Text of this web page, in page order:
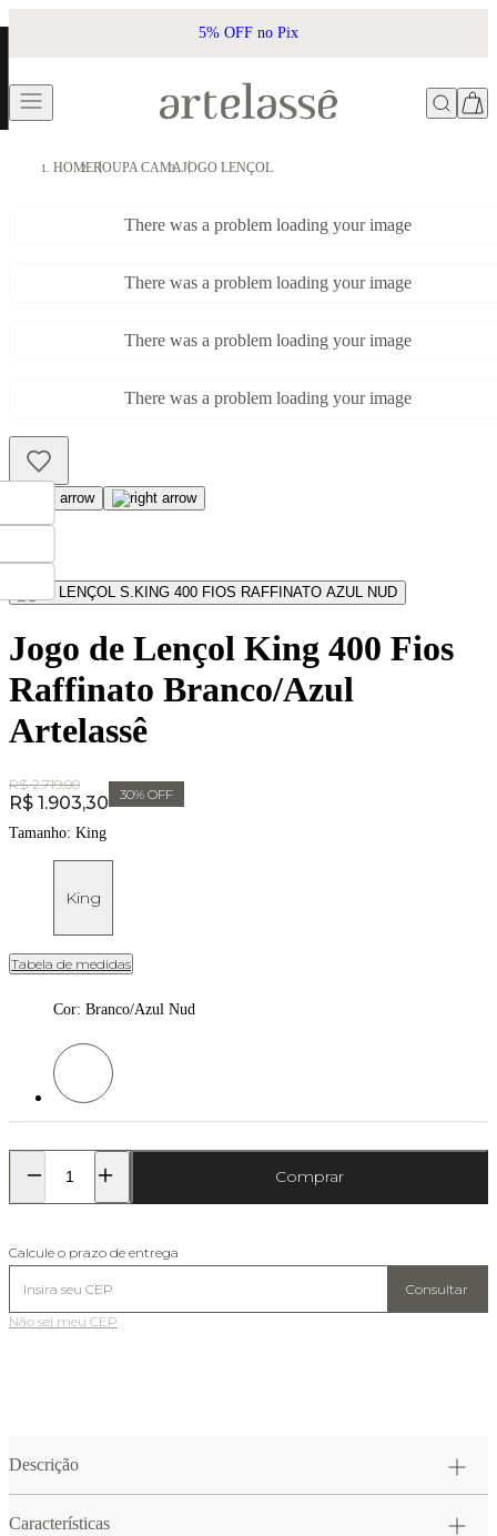
5% OFF no Pix
HOMEROUPA CAMAJOGO LENÇOL
There was a problem loading your image
There was a problem loading your image
There was a problem loading your image
There was a problem loading your image
Jogo de Lençol King 400 Fios
Raffinato Branco/Azul
Artelassê
Original Price:
R$ 2.719,00
Price:
R$ 1.903,30 30% OFF
Tamanho: King
King
Tabela de medidas
Cor: Branco/Azul Nud
Cor: Branco/Azul Nud
Comprar
Calcule o prazo de entrega
Consultar
Não sei meu CEP
Descrição
Características